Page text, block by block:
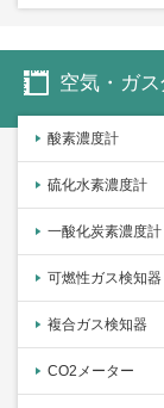
空気・ガ
酸素濃度計
硫化水素濃度計
一酸化炭素濃度計
可燃性ガス検知器
複合ガス検知器
CO2メーター